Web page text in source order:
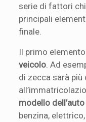
serie di fattori
principali
finale.
Il primo
veicolo . Ad
di zecca sarà
modello dell’auto
benzina,